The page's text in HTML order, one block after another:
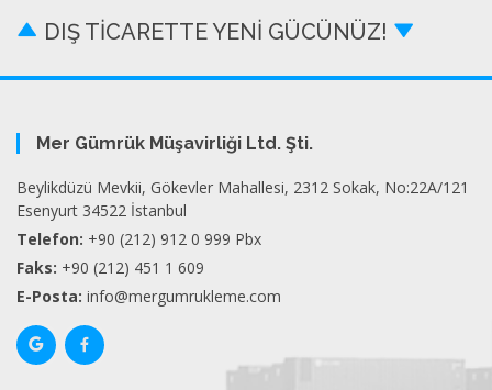
DIŞ TİCARETTE YENİ GÜCÜNÜZ!
Mer Gümrük Müşavirliği Ltd. Şti.
Beylikdüzü Mevkii, Gökevler Mahallesi, 2312 Sokak, No:22A/121
Esenyurt 34522 İstanbul
Telefon: +90 (212) 912 0 999 Pbx
Faks: +90 (212) 451 1 609
E-Posta: info@mergumrukleme.com